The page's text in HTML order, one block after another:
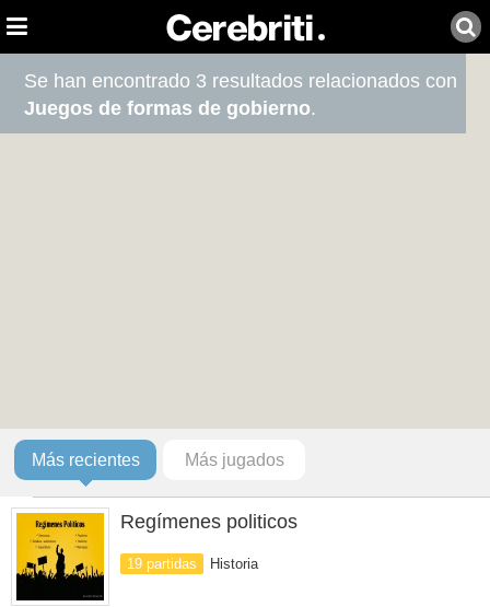
Se han encontrado 3 resultados relacionados con
Juegos de formas de gobierno.
Más recientes Más jugados
Regímenes politicos
19 partidas Historia